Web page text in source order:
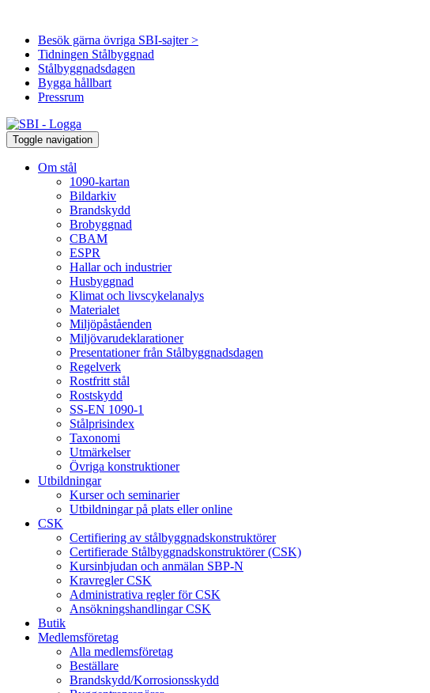
Besök gärna övriga SBI-sajter >
Tidningen Stålbyggnad
Stålbyggnadsdagen
Bygga hållbart
Pressrum
Toggle navigation
Om stål
1090-kartan
Bildarkiv
Brandskydd
Brobyggnad
CBAM
ESPR
Hallar och industrier
Husbyggnad
Klimat och livscykelanalys
Materialet
Miljöpåståenden
Miljövarudeklarationer
Presentationer från Stålbyggnadsdagen
Regelverk
Rostfritt stål
Rostskydd
SS-EN 1090-1
Stålprisindex
Taxonomi
Utmärkelser
Övriga konstruktioner
Utbildningar
Kurser och seminarier
Utbildningar på plats eller online
CSK
Certifiering av stålbyggnadskonstruktörer
Certifierade Stålbyggnadskonstruktörer (CSK)
Kursinbjudan och anmälan SBP-N
Kravregler CSK
Administrativa regler för CSK
Ansökningshandlingar CSK
Butik
Medlemsföretag
Alla medlemsföretag
Beställare
Brandskydd/Korrosionsskydd